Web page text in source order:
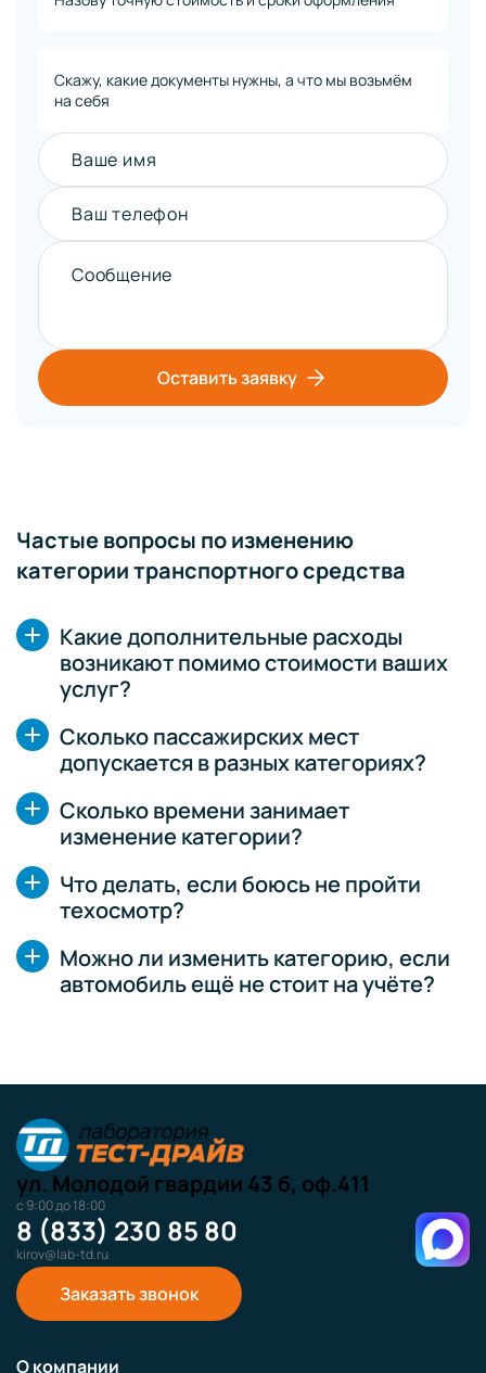
Скажу, какие документы нужны, а что мы возьмём
на себя
Ваше имя
Ваш телефон
Сообщение
Оставить заявку
Частые вопросы по изменению
категории транспортного средства
Какие дополнительные расходы
возникают помимо стоимости ваших
услуг?
Сколько пассажирских мест
допускается в разных категориях?
Сколько времени занимает
изменение категории?
Что делать, если боюсь не пройти
техосмотр?
Можно ли изменить категорию, если
автомобиль ещё не стоит на учёте?
ул. Молодой гвардии 43 б, оф.411
с 9:00 до 18:00
8 (833) 230 85 80
kirov@lab-td.ru
Заказать звонок
О компании